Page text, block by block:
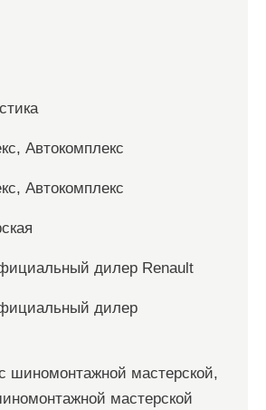
Автокомплекс
Автокомплекс
дилер Renault
дилер
шиномонтажной мастерской,
мастерской